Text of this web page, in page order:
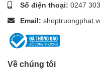
Số điện thoại: 0247
Email:
Về chúng tôi